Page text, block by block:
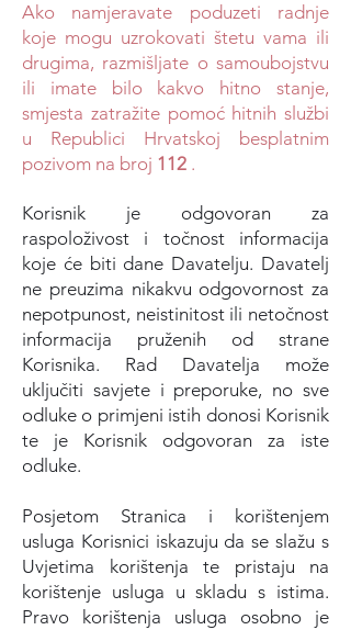
Ako namjeravate poduzeti radnje
koje mogu uzrokovati štetu vama ili
drugima, razmišljate o samoubojstvu
ili imate bilo kakvo hitno stanje,
smjesta zatražite pomoć hitnih službi
u Republici Hrvatskoj besplatnim
pozivom na broj 112 .
Korisnik je odgovoran za
raspoloživost i točnost informacija
koje će biti dane Davatelju. Davatelj
ne preuzima nikakvu odgovornost za
nepotpunost, neistinitost ili netočnost
informacija pruženih od strane
Korisnika. Rad Davatelja može
uključiti savjete i preporuke, no sve
odluke o primjeni istih donosi Korisnik
te je Korisnik odgovoran za iste
odluke.
Posjetom Stranica i korištenjem
usluga Korisnici iskazuju da se slažu s
Uvjetima korištenja te pristaju na
korištenje usluga u skladu s istima.
Pravo korištenja usluga osobno je